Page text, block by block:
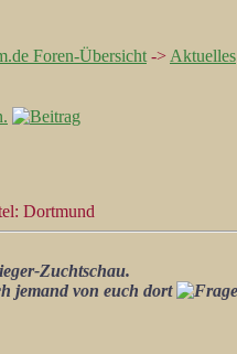
Foren-Übersicht -> Aktuelles
Dortmund
Zuchtschau.
jemand von euch dort